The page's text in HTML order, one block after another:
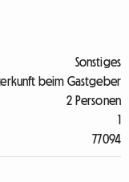
Sonstiges
beim Gastgeber
2 Personen
1
77094